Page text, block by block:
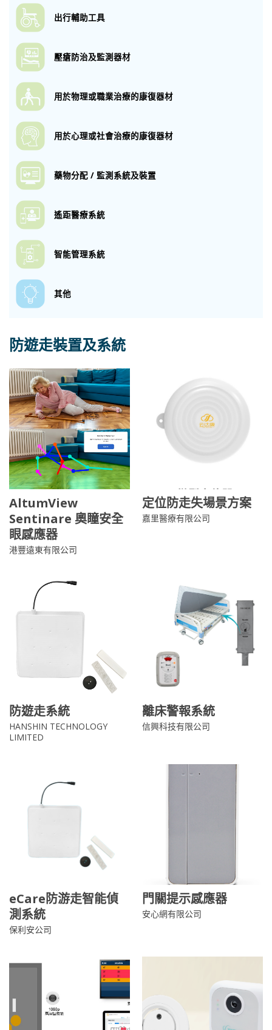
出行輔助工具
壓瘡防治及監測器材
用於物理或職業治療的康復器材
用於心理或社會治療的康復器材
藥物分配 / 監測 系統及裝置
遙距醫療系統
智能管理系統
其他
防遊走裝置及系統
AltumView
Sentinare 奧瞳安全
眼感應器
港豐遠東有限公司
定位防走失場景方案
嘉里醫療有限公司
防遊走系統
HANSHIN TECHNOLOGY
LIMITED
離床警報系統
信興科技有限公司
eCare防游走智能偵
測系統
保利安公司
門關提示感應器
安心網有限公司